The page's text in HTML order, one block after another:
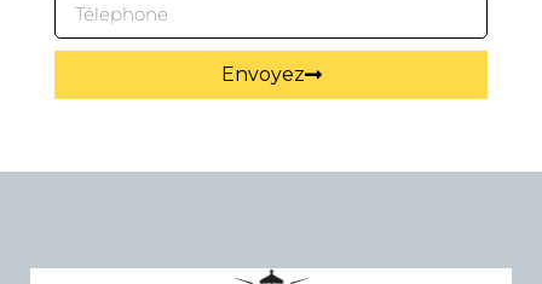
Envoyez